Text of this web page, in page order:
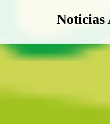
Boletín
Noticias